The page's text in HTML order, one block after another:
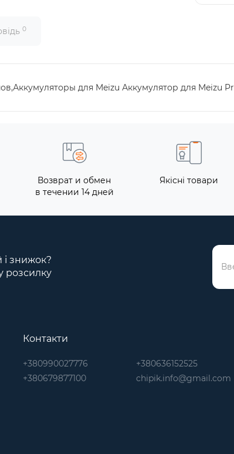
0
для Meizu Аккумулятор для Meizu
Возврат и обмен
в течении 14 дней
Якісні товари
і знижок?
розсилку
Контакти
+380990027776
+380679877100
+380636152525
chipik.info@gmail.com